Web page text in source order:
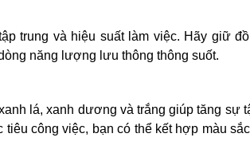
trung và hiệu suất làm việc. Hãy giữ
năng lượng lưu thông thông suốt.
lá, xanh dương và trắng giúp tăng sự
công việc, bạn có thể kết hợp màu